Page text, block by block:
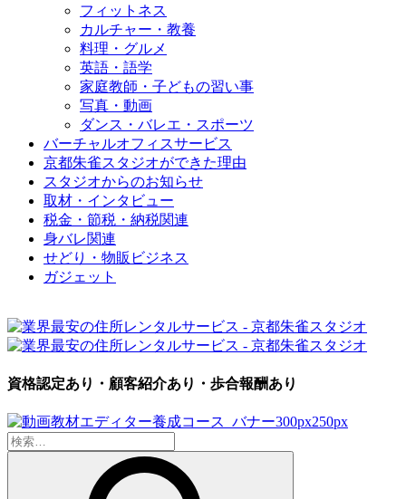
フィットネス
カルチャー・教養
料理・グルメ
英語・語学
家庭教師・子どもの習い事
写真・動画
ダンス・バレエ・スポーツ
バーチャルオフィスサービス
京都朱雀スタジオができた理由
スタジオからのお知らせ
取材・インタビュー
税金・節税・納税関連
身バレ関連
せどり・物販ビジネス
ガジェット
資格認定あり・顧客紹介あり・歩合報酬あり
検
索: